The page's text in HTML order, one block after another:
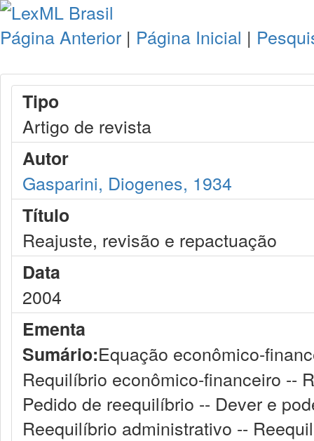
Página Anterior | Página Inicial |
Tipo
Artigo de revista
Autor
Gasparini, Diogenes, 1934
Título
Reajuste, revisão e repactuação
Data
2004
Ementa
Sumário:Equação econômico-
Requilíbrio econômico-financeiro --
Pedido de reequilíbrio -- Dever e
Reequilíbrio administrativo --